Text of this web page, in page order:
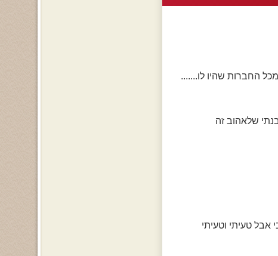
החברות שהיו לו.......
שלאהוב זה
אבל טעיתי וטעיתי